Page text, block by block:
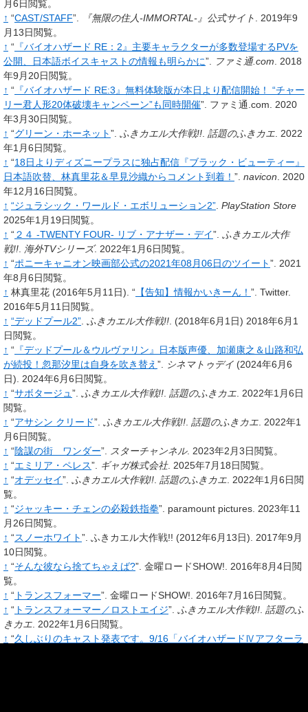
月6日閲覧。
↑ “CAST/STAFF”. 『無限の住人-IMMORTAL-』公式サイト
2019年9
月13日閲覧。
↑ “ 『バイオハザード RE：2』主要キャラクターが多数登場するPVを
公開、日本語ボイスキャストの情報も明らかに”. ファミ通.com
2018
年9月20日閲覧。
↑ “ 『バイオハザード RE:3』無料体験版が本日より配信開始！ “チャー
リー君人形20体破壊キャンペーン”も同時開催”. ファミ通.com.
2020
年3月30日閲覧。
↑ “グリーン・ホーネット”. ふきカエル大作戦!! 話題のふきカエ 2022
年1月6日閲覧。
↑ “18日よりディズニープラスに独占配信『ブラック・ビューティー』
日本語吹替、林真里花＆早見沙織からコメント到着！ ”. navicon
2020
年12月16日閲覧。
↑ “ジュラシック・ワールド・エボリューション2” PlayStation Store
2025年1月19日閲覧。
↑ “ ２４ -TWENTY FOUR- リブ・アナザー・デイ”. ふきカエル大作
戦!!
海外TVシリーズ. 2022年1月6日閲覧。
↑ “ポニーキャニオン映画部公式の2021年08月06日のツイート”. 2021
年8月6日閲覧。
↑ 林真里花 (2016年5月11日). “ 【告知】情報かいきーん！ ”. Twitter.
2016年5月11日閲覧。
↑ “デッドプール2” ふきカエル大作戦!! (2018年6月1日) 2018年6月1
日閲覧。
↑ “ 『デッドプール＆ウルヴァリン』日本版声優、加瀬康之＆山路和弘
が続投！忽那汐里は自身を吹き替え ”. シネマトゥデイ (2024年6月6
日).
2024年6月6日閲覧。
↑ “サボタージュ ”. ふきカエル大作戦!! 話題のふきカエ 2022年1月6日
閲覧。
↑ “アサシン クリード”. ふきカエル大作戦!! 話題のふきカエ 2022年1
月6日閲覧。
↑ “陰謀の街 ワンダー”. スターチャンネル. 2023年2月3日閲覧。
↑ “エミリア・ペレス”. ギャガ株式会社. 2025年7月18日閲覧。
↑ “オデッセイ”. ふきカエル大作戦!! 話題のふきカエ 2022年1月6日閲
覧。
↑ “ジャッキー・チェンの必殺鉄指拳”. paramount pictures. 2023年11
月26日閲覧。
↑ “スノーホワイト”. ふきカエル大作戦!! (2012年6月13日).
2017年9月
10日閲覧。
↑ “そんな彼なら捨てちゃえば?”. 金曜ロードSHOW!.
2016年8月4日閲
覧。
↑ “ トランスフォーマー”. 金曜ロードSHOW!.
2016年7月16日閲覧。
↑ “ トランスフォーマー／ロストエイジ”. ふきカエル大作戦!! 話題のふ
きカエ 2022年1月6日閲覧。
↑ “久しぶりのキャスト発表です。9/16「バイオハザードⅣアフターラ